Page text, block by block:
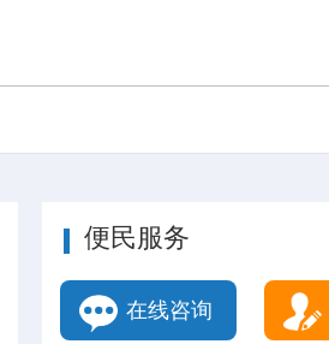
便民服务
在线咨询